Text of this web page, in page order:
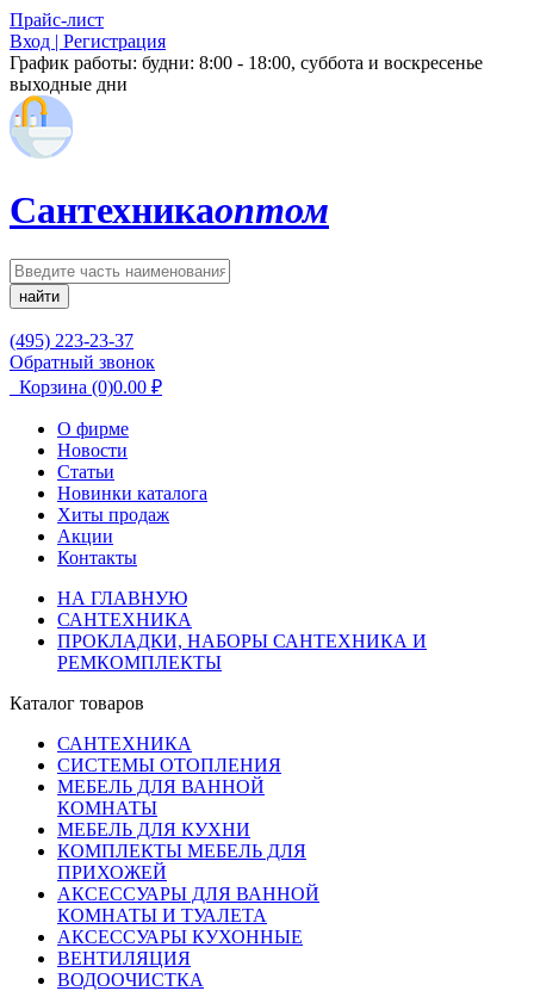
Прайс-лист
Вход | Регистрация
График работы: будни: 8:00 - 18:00, суббота и воскресенье
выходные дни
Сантехникаоптом
найти
(495) 223-23-37
Обратный звонок
Корзина (0)0.00 ₽
О фирме
Новости
Статьи
Новинки каталога
Хиты продаж
Акции
Контакты
НА ГЛАВНУЮ
САНТЕХНИКА
ПРОКЛАДКИ, НАБОРЫ САНТЕХНИКА И
РЕМКОМПЛЕКТЫ
Каталог товаров
САНТЕХНИКА
СИСТЕМЫ ОТОПЛЕНИЯ
МЕБЕЛЬ ДЛЯ ВАННОЙ
КОМНАТЫ
МЕБЕЛЬ ДЛЯ КУХНИ
КОМПЛЕКТЫ МЕБЕЛЬ ДЛЯ
ПРИХОЖЕЙ
АКСЕССУАРЫ ДЛЯ ВАННОЙ
КОМНАТЫ И ТУАЛЕТА
АКСЕССУАРЫ КУХОННЫЕ
ВЕНТИЛЯЦИЯ
ВОДООЧИСТКА